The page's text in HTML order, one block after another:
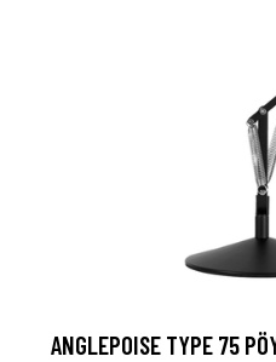
ANGLEPOISE TYPE 75